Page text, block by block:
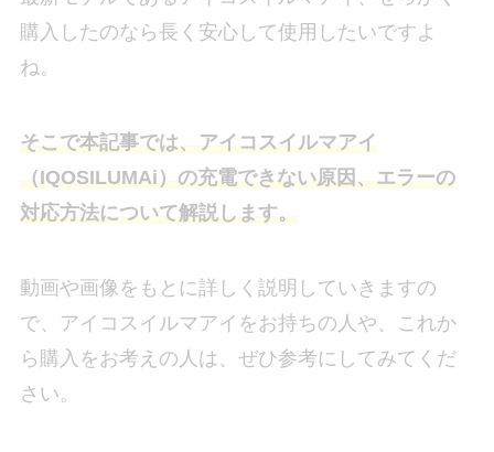
購入したのなら長く安心して使用したいですよ
ね。
そこで本記事では、アイコスイルマアイ
（IQOSILUMAi）の充電できない原因、エラーの
対応方法について解説します。
動画や画像をもとに詳しく説明していきますの
で、アイコスイルマアイをお持ちの人や、これか
ら購入をお考えの人は、ぜひ参考にしてみてくだ
さい。